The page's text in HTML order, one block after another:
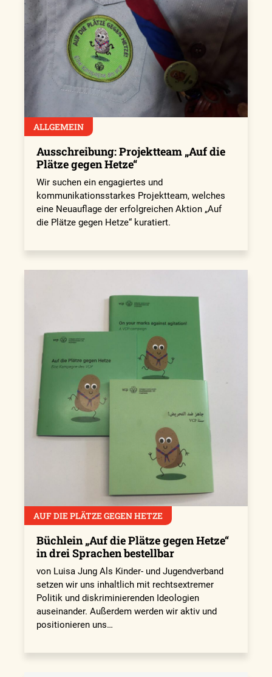
ALLGEMEIN
Ausschreibung: Projektteam „Auf die
Plätze gegen Hetze“
Wir suchen ein engagiertes und
kommunikationsstarkes Projektteam, welches
eine Neuauflage der erfolgreichen Aktion „Auf
die Plätze gegen Hetze“ kuratiert.
AUF DIE PLÄTZE GEGEN HETZE
Büchlein „Auf die Plätze gegen Hetze“
in drei Sprachen bestellbar
von Luisa Jung Als Kinder- und Jugendverband
setzen wir uns inhaltlich mit rechtsextremer
Politik und diskriminierenden Ideologien
auseinander. Außerdem werden wir aktiv und
positionieren uns…